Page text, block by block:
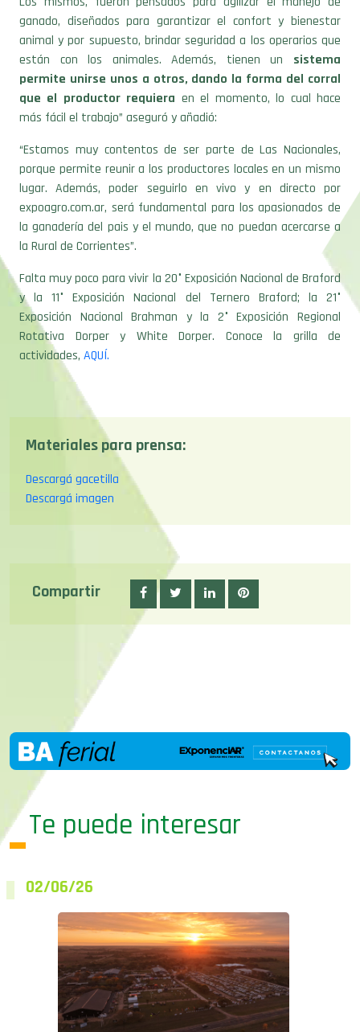
ganado, diseñados para garantizar el confort y bienestar
animal y por supuesto, brindar seguridad a los operarios que
están con los animales. Además, tienen un sistema
permite unirse unos a otros, dando la forma del corral
que el productor requiera en el momento, lo cual hace
más fácil el trabajo” aseguró y añadió:
“Estamos muy contentos de ser parte de Las Nacionales,
porque permite reunir a los productores locales en un mismo
lugar. Además, poder seguirlo en vivo y en directo por
expoagro.com.ar, será fundamental para los apasionados de
la ganadería del pais y el mundo, que no puedan acercarse a
la Rural de Corrientes”.
Falta muy poco para vivir la 20° Exposición Nacional de Braford
y la 11° Exposición Nacional del Ternero Braford; la 21°
Exposición Nacional Brahman y la 2° Exposición Regional
Rotativa Dorper y White Dorper. Conoce la grilla de
actividades, AQUÍ.
Materiales para prensa:
Descargá gacetilla
Descargá imagen
Compartir
Te puede interesar
02/06/26